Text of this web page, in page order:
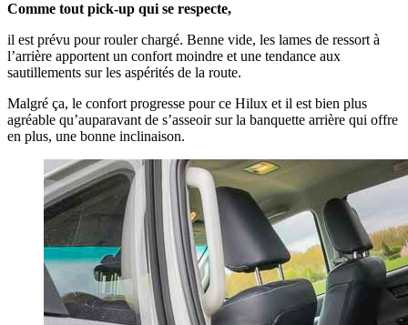
Comme tout pick-up qui se respecte,
il est prévu pour rouler chargé. Benne vide, les lames de ressort à
l’arrière apportent un confort moindre et une tendance aux
sautillements sur les aspérités de la route.
Malgré ça, le confort progresse pour ce Hilux et il est bien plus
agréable qu’auparavant de s’asseoir sur la banquette arrière qui offre
en plus, une bonne inclinaison.